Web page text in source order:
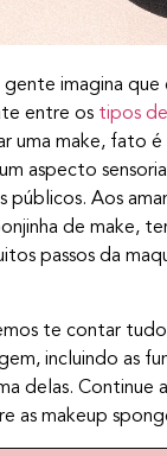
gente imagina que
entre os tipos
uma make, fato
aspecto
públicos. Aos
de make,
passos da
te contar
incluindo as
delas. Continue
as makeup